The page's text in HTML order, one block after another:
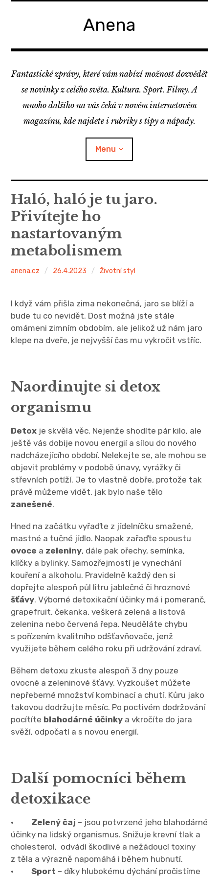
Anena
Fantastické zprávy, které vám nabízí možnost dozvědět
se novinky z celého světa. Kultura. Sport. Filmy. A
mnoho dalšího na vás čeká v novém internetovém
magazínu, kde najdete i rubriky s tipy a nápady.
Menu
Haló, haló je tu jaro.
Přivítejte ho
nastartovaným
metabolismem
anena.cz 26.4.2023 Životní styl
I když vám přišla zima nekonečná, jaro se blíží a
bude tu co nevidět. Dost možná jste stále
omámeni zimním obdobím, ale jelikož už nám jaro
klepe na dveře, je nejvyšší čas mu vykročit vstříc.
Naordinujte si detox
organismu
Detox je skvělá věc. Nejenže shodíte pár kilo, ale
ještě vás dobije novou energií a sílou do nového
nadcházejícího období. Nelekejte se, ale mohou se
objevit problémy v podobě únavy, vyrážky či
střevních potíží. Je to vlastně dobře, protože tak
právě můžeme vidět, jak bylo naše tělo
zanešené.
Hned na začátku vyřaďte z jídelníčku smažené,
mastné a tučné jídlo. Naopak zařaďte spoustu
ovoce a zeleniny, dále pak ořechy, semínka,
klíčky a bylinky. Samozřejmostí je vynechání
kouření a alkoholu. Pravidelně každý den si
dopřejte alespoň půl litru jablečné či hroznové
šťávy. Výborné detoxikační účinky má i pomeranč,
grapefruit, čekanka, veškerá zelená a listová
zelenina nebo červená řepa. Neuděláte chybu
s pořízením kvalitního odšťavňovače, jenž
využijete během celého roku při udržování zdraví.
Během detoxu zkuste alespoň 3 dny pouze
ovocné a zeleninové šťávy. Vyzkoušet můžete
nepřeberné množství kombinací a chutí. Kůru jako
takovou dodržujte měsíc. Po poctivém dodržování
pocítíte blahodárné účinky a vkročíte do jara
svěží, odpočatí a s novou energií.
Další pomocníci během
detoxikace
· Zelený čaj – jsou potvrzené jeho blahodárné
účinky na lidský organismus. Snižuje krevní tlak a
cholesterol, odvádí škodlivé a nežádoucí toxiny
z těla a výrazně napomáhá i během hubnutí.
·Sport – díky hlubokému dýchání pročistíme